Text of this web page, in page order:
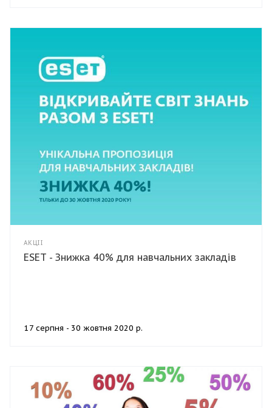
АКЦІЇ
ESET - Знижка 40% для навчальних закладів
17 серпня - 30 жовтня 2020 р.